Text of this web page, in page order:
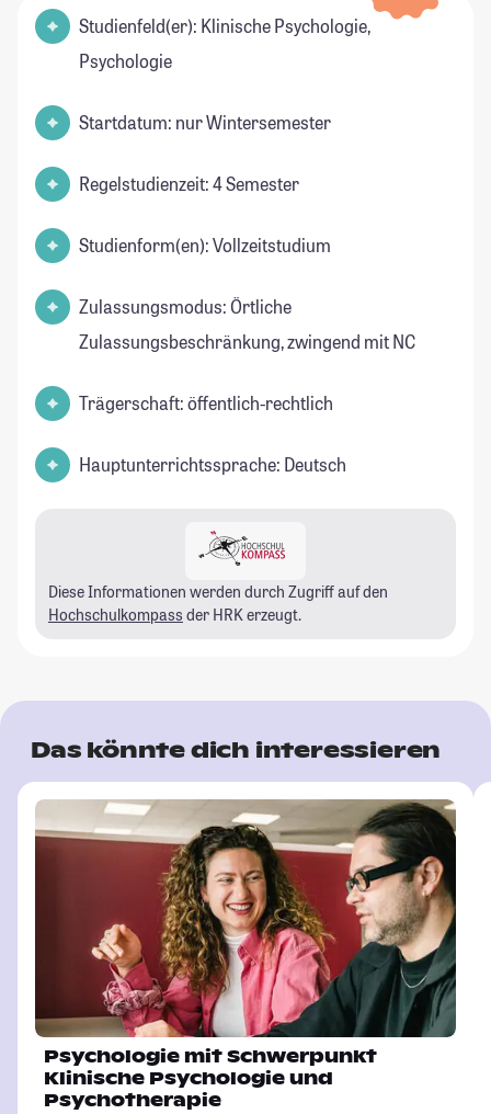
Studienfeld(er): Klinische Psychologie,
Psychologie
Startdatum: nur Wintersemester
Regelstudienzeit: 4 Semester
Studienform(en): Vollzeitstudium
Zulassungsmodus: Örtliche
Zulassungsbeschränkung, zwingend mit NC
Trägerschaft: öffentlich-rechtlich
Hauptunterrichtssprache: Deutsch
Diese Informationen werden durch Zugriff auf den
Hochschulkompass der HRK erzeugt.
Das könnte dich interessieren
Psychologie mit Schwerpunkt
Klinische Psychologie und
Psychotherapie